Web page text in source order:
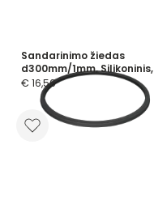
Sandarinimo žiedas
d300mm/1mm, Silikoninis,
mėlynas
€ 16,56